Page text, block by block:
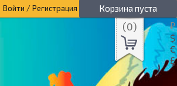
Войти / Регистрация Корзина пуста
(0) ₽
$
€
£